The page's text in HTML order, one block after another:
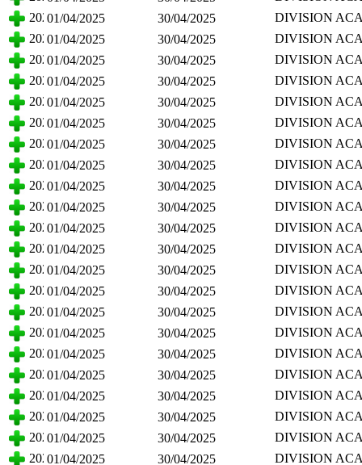
CIENCIAS
202501/04/2025 30/04/2025
DIVISION
CIENCIAS
202501/04/2025 30/04/2025
DIVISION
CIENCIAS
202501/04/2025 30/04/2025
DIVISION
CIENCIAS
202501/04/2025 30/04/2025
DIVISION
CIENCIAS
202501/04/2025 30/04/2025
DIVISION
CIENCIAS
202501/04/2025 30/04/2025
DIVISION
CIENCIAS
202501/04/2025 30/04/2025
DIVISION
CIENCIAS
202501/04/2025 30/04/2025
DIVISION
CIENCIAS
202501/04/2025 30/04/2025
DIVISION
CIENCIAS
202501/04/2025 30/04/2025
DIVISION
CIENCIAS
202501/04/2025 30/04/2025
DIVISION
CIENCIAS
202501/04/2025 30/04/2025
DIVISION
CIENCIAS
202501/04/2025 30/04/2025
DIVISION
CIENCIAS
202501/04/2025 30/04/2025
DIVISION
CIENCIAS
202501/04/2025 30/04/2025
DIVISION
CIENCIAS
202501/04/2025 30/04/2025
DIVISION
CIENCIAS
202501/04/2025 30/04/2025
DIVISION
CIENCIAS
202501/04/2025 30/04/2025
DIVISION
CIENCIAS
202501/04/2025 30/04/2025
DIVISION
CIENCIAS
202501/04/2025 30/04/2025
DIVISION
CIENCIAS
202501/04/2025 30/04/2025
DIVISION
CIENCIAS
202501/04/2025 30/04/2025
DIVISION